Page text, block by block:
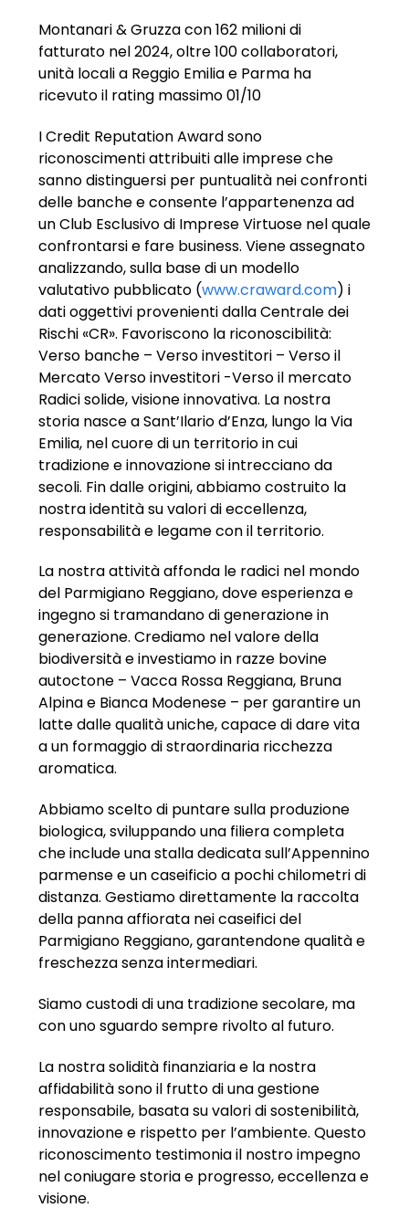
Montanari & Gruzza con 162 milioni di
fatturato nel 2024, oltre 100 collaboratori,
unità locali a Reggio Emilia e Parma ha
ricevuto il rating massimo 01/10
I Credit Reputation Award sono
riconoscimenti attribuiti alle imprese che
sanno distinguersi per puntualità nei confronti
delle banche e consente l’appartenenza ad
un Club Esclusivo di Imprese Virtuose nel quale
confrontarsi e fare business. Viene assegnato
analizzando, sulla base di un modello
valutativo pubblicato (www.craward.com) i
dati oggettivi provenienti dalla Centrale dei
Rischi «CR». Favoriscono la riconoscibilità:
Verso banche – Verso investitori – Verso il
Mercato Verso investitori -Verso il mercato
Radici solide, visione innovativa. La nostra
storia nasce a Sant’Ilario d’Enza, lungo la Via
Emilia, nel cuore di un territorio in cui
tradizione e innovazione si intrecciano da
secoli. Fin dalle origini, abbiamo costruito la
nostra identità su valori di eccellenza,
responsabilità e legame con il territorio.
La nostra attività affonda le radici nel mondo
del Parmigiano Reggiano, dove esperienza e
ingegno si tramandano di generazione in
generazione. Crediamo nel valore della
biodiversità e investiamo in razze bovine
autoctone – Vacca Rossa Reggiana, Bruna
Alpina e Bianca Modenese – per garantire un
latte dalle qualità uniche, capace di dare vita
a un formaggio di straordinaria ricchezza
aromatica.
Abbiamo scelto di puntare sulla produzione
biologica, sviluppando una filiera completa
che include una stalla dedicata sull’Appennino
parmense e un caseificio a pochi chilometri di
distanza. Gestiamo direttamente la raccolta
della panna affiorata nei caseifici del
Parmigiano Reggiano, garantendone qualità e
freschezza senza intermediari.
Siamo custodi di una tradizione secolare, ma
con uno sguardo sempre rivolto al futuro.
La nostra solidità finanziaria e la nostra
affidabilità sono il frutto di una gestione
responsabile, basata su valori di sostenibilità,
innovazione e rispetto per l’ambiente. Questo
riconoscimento testimonia il nostro impegno
nel coniugare storia e progresso, eccellenza e
visione.